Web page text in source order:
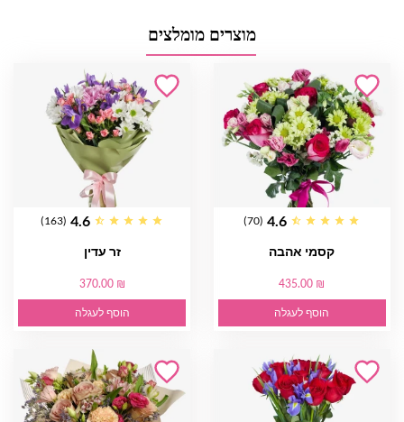
מוצרים מומלצים
4.6
(70)
קסמי אהבה
435.00 ₪
הוסף לעגלה
4.6
(163)
זר עדין
370.00 ₪
הוסף לעגלה